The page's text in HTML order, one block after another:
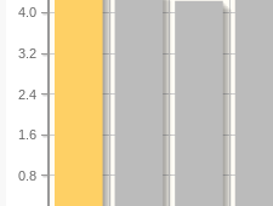
0.8
1.6
2.4
3.2
4.0